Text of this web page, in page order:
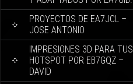
PROYECTOS DE EA7JCL –
JOSE ANTONIO
IMPRESIONES 3D PARA TUS
HOTSPOT POR EB7GQZ –
DAVID